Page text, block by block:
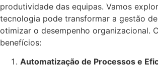
produtividade das equipas. Vamos
tecnologia pode transformar a gestão
otimizar o desempenho organizacional.
benefícios:
Automatização de Processos e